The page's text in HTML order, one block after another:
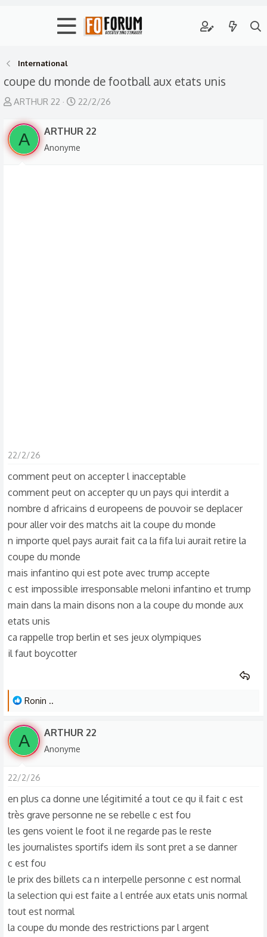
International
coupe du monde de football aux etats unis
A
t
u
ARTHUR 22
D
t
e
22/2/26
A ARTHUR 22
Anonyme
22/2/26
comment peut on accepter l inacceptable
comment peut on accepter qu un pays qui interdit a
nombre d africains d europeens de pouvoir se deplacer
pour aller voir des matchs ait la coupe du monde
n importe quel pays aurait fait ca la fifa lui aurait retire la
coupe du monde
mais infantino qui est pote avec trump accepte
c est impossible irresponsable meloni infantino et trump
main dans la main disons non a la coupe du monde aux
etats unis
ca rappelle trop berlin et ses jeux olympiques
il faut boycotter
L
s
r
é
c
t
o
n
s
:
Ronin ..
A ARTHUR 22
Anonyme
22/2/26
en plus ca donne une légitimité a tout ce qu il fait c est
très grave personne ne se rebelle c est fou
les gens voient le foot il ne regarde pas le reste
les journalistes sportifs idem ils sont pret a se danner
c est fou
le prix des billets ca n interpelle personne c est normal
la selection qui est faite a l entrée aux etats unis normal
tout est normal
la coupe du monde des restrictions par l argent